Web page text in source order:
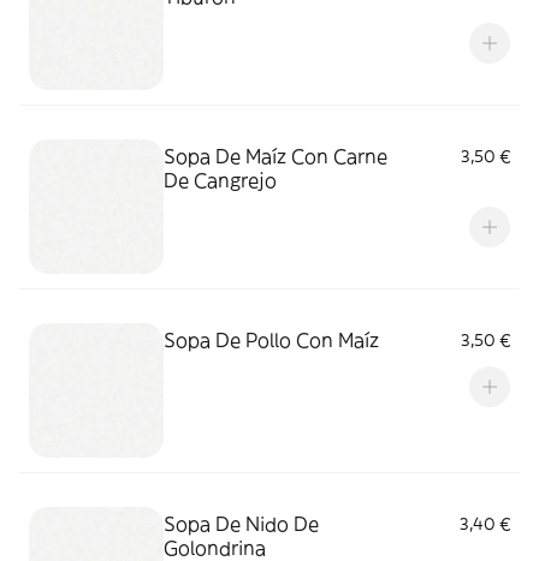
Sopa De Maíz Con Carne
De Cangrejo
3,50 €
Sopa De Pollo Con Maíz 3,50 €
Sopa De Nido De
Golondrina
3,40 €